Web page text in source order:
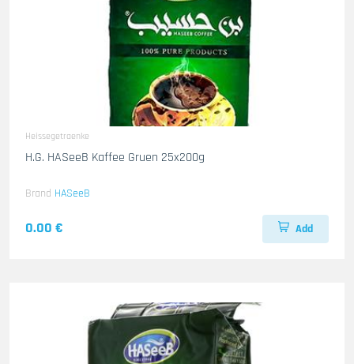
Heissegetraenke
H.G. HASeeB Kaffee Gruen 25x200g
Brand HASeeB
0.00 € Add